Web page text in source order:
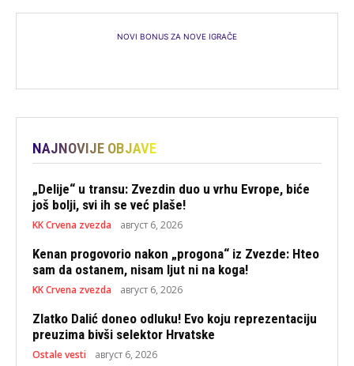
NOVI BONUS ZA NOVE IGRAČE
NAJNOVIJE OBJAVE
„Delije“ u transu: Zvezdin duo u vrhu Evrope, biće
još bolji, svi ih se već plaše!
KK Crvena zvezda август 6, 2026
Kenan progovorio nakon „progona“ iz Zvezde: Hteo
sam da ostanem, nisam ljut ni na koga!
KK Crvena zvezda август 6, 2026
Zlatko Dalić doneo odluku! Evo koju reprezentaciju
preuzima bivši selektor Hrvatske
Ostale vesti август 6, 2026